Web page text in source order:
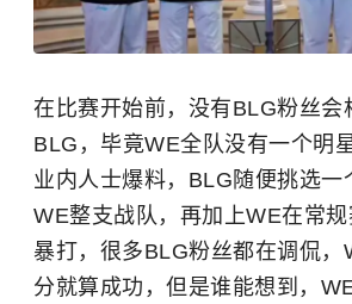
在比赛开始前，没有BLG粉丝会
BLG，毕竟WE全队没有一个明
业内人士爆料，BLG随便挑选一
WE整支战队，再加上WE在常
暴打，很多BLG粉丝都在调侃，
分就算成功，但是谁能想到，